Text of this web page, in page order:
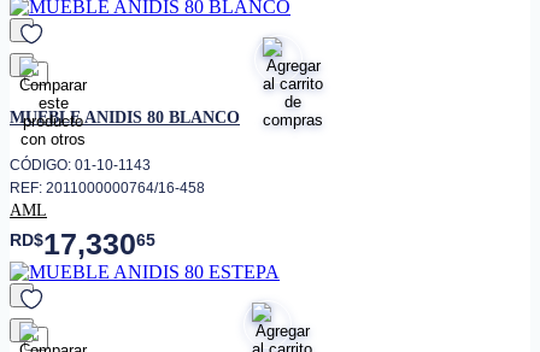
favorito
MUEBLE ANIDIS 80 BLANCO
CÓDIGO: 01-10-1143
REF: 2011000000764/16-458
AML
RD$17,33065